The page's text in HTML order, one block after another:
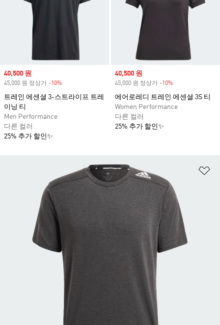
Sale price
40,500 원
45,000 원 정상가 -10%
트레인 에센셜 3-스트라이프 트레
이닝 티
Men Performance
다른 컬러
25% 추가 할인✨
Sale price
40,500 원
45,000 원 정상가 -10%
에어로레디 트레인 에센셜 3S 티
Women Performance
다른 컬러
25% 추가 할인✨